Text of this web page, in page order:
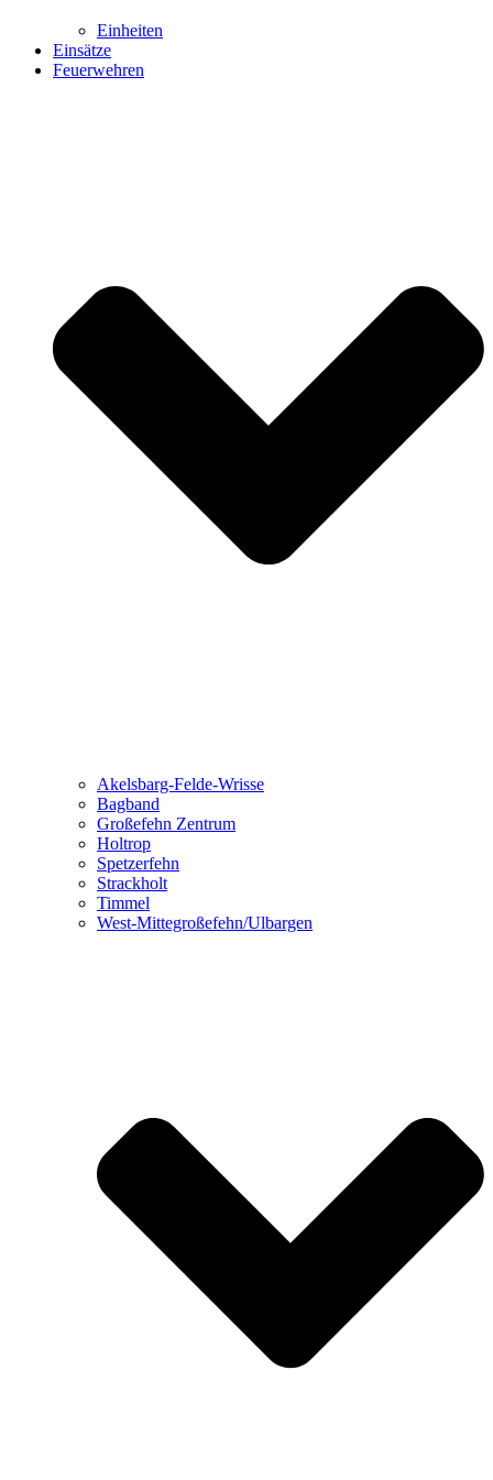
Einheiten
Einsätze
Feuerwehren
Akelsbarg-Felde-Wrisse
Bagband
Großefehn Zentrum
Holtrop
Spetzerfehn
Strackholt
Timmel
West-Mittegroßefehn/Ulbargen